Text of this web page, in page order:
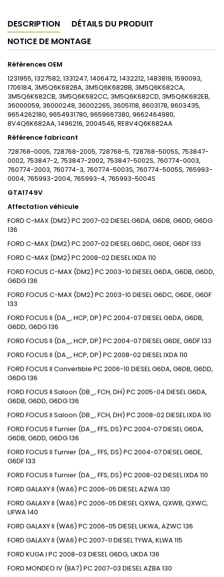
DESCRIPTION
DÉTAILS DU PRODUIT
NOTICE DE MONTAGE
Références OEM
1231955, 1327582, 1331247, 1406472, 1432212, 1483819, 1590093,
1706184, 3M5Q6K682BA, 3M5Q6K682BB, 3M5Q6K682CA,
3M5Q6K682CB, 3M5Q6K682CC, 3M5Q6K682CD, 3M5Q6K682EB,
36000059, 36000248, 36002265, 36051118, 8603178, 8603435,
9654262180, 9654931780, 9659667380, 9662464980,
8V4Q6K682AA, 1496216, 2004546, RE8V4Q6K682AA
Référence fabricant
728768-0005, 728768-2005, 728768-5, 728768-5005S, 753847-
0002, 753847-2, 753847-2002, 753847-5002S, 760774-0003,
760774-2003, 760774-3, 760774-5003S, 760774-5005S, 765993-
0004, 765993-2004, 765993-4, 765993-5004S
GTA1749V
Affectation véhicule
FORD C-MAX (DM2) PC 2007-02 DIESEL G6DA, G6DB, G6DD, G6DG
136
FORD C-MAX (DM2) PC 2007-02 DIESEL G6DC, G6DE, G6DF 133
FORD C-MAX (DM2) PC 2008-02 DIESEL IXDA 110
FORD FOCUS C-MAX (DM2) PC 2003-10 DIESEL G6DA, G6DB, G6DD,
G6DG 136
FORD FOCUS C-MAX (DM2) PC 2003-10 DIESEL G6DC, G6DE, G6DF
133
FORD FOCUS II (DA_, HCP, DP) PC 2004-07 DIESEL G6DA, G6DB,
G6DD, G6DG 136
FORD FOCUS II (DA_, HCP, DP) PC 2004-07 DIESEL G6DE, G6DF 133
FORD FOCUS II (DA_, HCP, DP) PC 2008-02 DIESEL IXDA 110
FORD FOCUS II Convertible PC 2006-10 DIESEL G6DA, G6DB, G6DD,
G6DG 136
FORD FOCUS II Saloon (DB_, FCH, DH) PC 2005-04 DIESEL G6DA,
G6DB, G6DD, G6DG 136
FORD FOCUS II Saloon (DB_, FCH, DH) PC 2008-02 DIESEL IXDA 110
FORD FOCUS II Turnier (DA_, FFS, DS) PC 2004-07 DIESEL G6DA,
G6DB, G6DD, G6DG 136
FORD FOCUS II Turnier (DA_, FFS, DS) PC 2004-07 DIESEL G6DE,
G6DF 133
FORD FOCUS II Turnier (DA_, FFS, DS) PC 2008-02 DIESEL IXDA 110
FORD GALAXY II (WA6) PC 2006-05 DIESEL AZWA 130
FORD GALAXY II (WA6) PC 2006-05 DIESEL QXWA, QXWB, QXWC,
UFWA 140
FORD GALAXY II (WA6) PC 2006-05 DIESEL UKWA, AZWC 136
FORD GALAXY II (WA6) PC 2007-11 DIESEL TYWA, KLWA 115
FORD KUGA I PC 2008-03 DIESEL G6DG, UKDA 136
FORD MONDEO IV (BA7) PC 2007-03 DIESEL AZBA 130